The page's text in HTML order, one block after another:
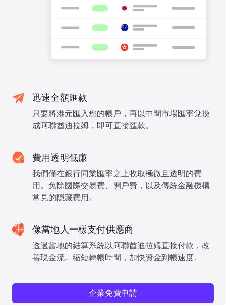
迅速全額匯款
只要將港元匯入您的帳戶，再以中間市場匯率兌換
成阿聯酋迪拉姆，即可直接匯款。
費用透明低廉
我們僅在銀行同業匯率之上收取極微且透明的費
用。免除國際交易費、開戶費，以及傳統金融機構
常見的隱藏費用。
像當地人一樣支付供應商
透過當地的結算系統以阿聯酋迪拉姆直接付款，改
善現金流。縮短轉帳時間，加快資金到帳速度。
企業免費申請